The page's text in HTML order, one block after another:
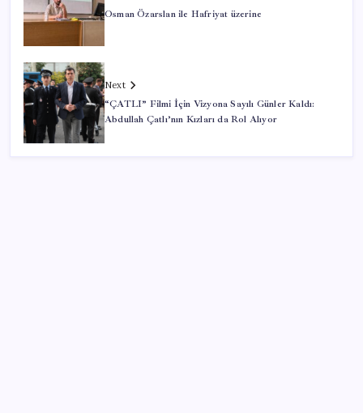
Osman Özarslan ile Hafriyat üzerine
Next
“ÇATLI” Filmi İçin Vizyona Sayılı Günler Kaldı:
Abdullah Çatlı’nın Kızları da Rol Alıyor